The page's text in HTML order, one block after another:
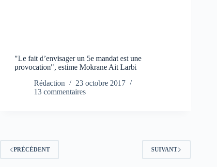
"Le fait d’envisager un 5e mandat est une
provocation", estime Mokrane Ait Larbi
Rédaction
23 octobre 2017
13 commentaires
PRÉCÉDENT SUIVANT